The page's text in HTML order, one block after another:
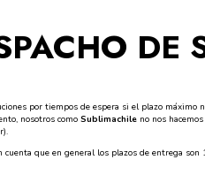
DE
por tiempos de espera si el plazo
nosotros como Sublimachile no nos
que en general los plazos de entrega